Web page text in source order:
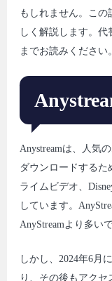
もしれません。こ
しく解説します。
までお読みください。
Anystreamは、人気
ダウンロードするた
ライムビデオ、
しています。
AnyStreamより多いで
しかし、2024年6月
り、その後もアク